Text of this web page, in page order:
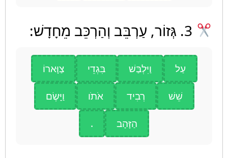
וַיִּלְבַּשׁ בִּגְדֵי
צַוָּארוֹ
רְבִיד אֹתֹו
וַיָּשֶׂם
הַזָּהָב
.